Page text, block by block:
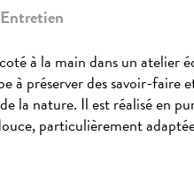
Entretien
à la main dans un atelier
à préserver des savoir-faire
la nature. Il est réalisé en
particulièrement